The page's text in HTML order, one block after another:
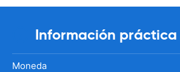
Información práctica
Moneda